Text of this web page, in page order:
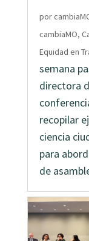
por
cambiaMO,
Equidad en
semana
directora
recopilar
ciencia
para
de